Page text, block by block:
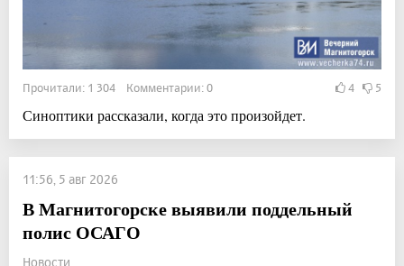
Прочитали: 1 304 Комментарии: 0 4 5
Синоптики рассказали, когда это произойдет.
11:56, 5 авг 2026
В Магнитогорске выявили поддельный
полис ОСАГО
Новости